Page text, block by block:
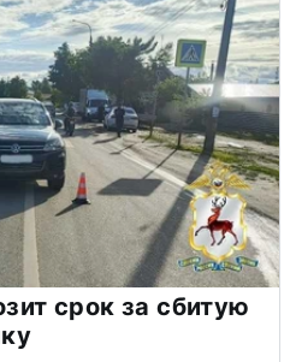
срок за сбитую